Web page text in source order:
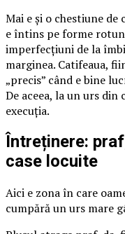
Mai e și o chestiune
e întins pe forme
imperfecțiuni de la
marginea. Catifeaua,
„precis” când e bine
De aceea, la un urs
execuția.
Întreținere:
case locuite
Aici e zona în care
cumpără un urs mare